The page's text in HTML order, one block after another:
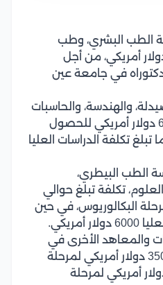
الطب البشري، وطب
بسداد 8000 دولار أمريكي، من أجل
في جامعة عين
والهندسة، والحاسبات
والمعلومات إلى 6000 دولار أمريكي للحصول
تبلغ تكلفة الدراسات العليا
الطب البيطري،
تكلفة تبلغ حوالي
لمرحلة البكالوريوس، في حين
والمعاهد الأخرى في
جامعة عين شمس 3500 دولار أمريكي لمرحلة
و4500 دولار أمريكي لمرحلة